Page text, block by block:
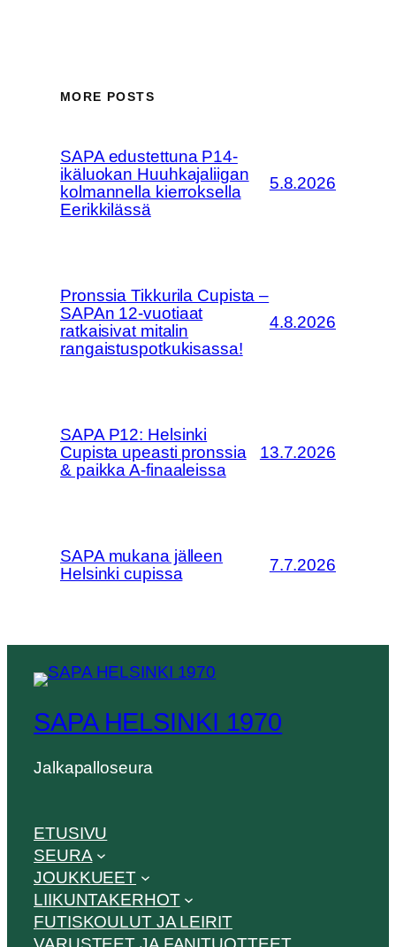
MORE POSTS
SAPA edustettuna P14-
ikäluokan Huuhkajaliigan
kolmannella kierroksella
Eerikkilässä
5.8.2026
Pronssia Tikkurila Cupista –
SAPAn 12-vuotiaat
ratkaisivat mitalin
rangaistuspotkukisassa!
4.8.2026
SAPA P12: Helsinki
Cupista upeasti pronssia
& paikka A-finaaleissa
13.7.2026
SAPA mukana jälleen
Helsinki cupissa
7.7.2026
SAPA HELSINKI 1970
Jalkapalloseura
ETUSIVU
SEURA
JOUKKUEET
LIIKUNTAKERHOT
FUTISKOULUT JA LEIRIT